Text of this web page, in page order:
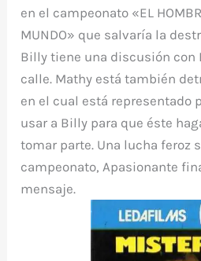
en el campeonato «EL
MUNDO» que salvaría la
Billy tiene una discusión con
calle. Mathy está también
en el cual está representado
usar a Billy para que éste
tomar parte. Una lucha feroz
campeonato, Apasionante
mensaje.